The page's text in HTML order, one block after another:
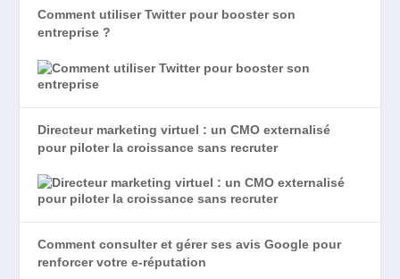
Comment utiliser Twitter pour booster son
entreprise ?
Directeur marketing virtuel : un CMO externalisé
pour piloter la croissance sans recruter
Comment consulter et gérer ses avis Google pour
renforcer votre e-réputation